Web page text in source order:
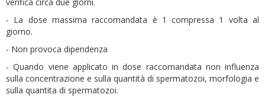
- La dose massima raccomandata è 1 compressa 1 volta al
giorno.
- Non provoca dipendenza
- Quando viene applicato in dose raccomandata non influenza
sulla concentrazione e sulla quantità di spermatozoi, morfologia e
sulla quantita di spermatozoi.